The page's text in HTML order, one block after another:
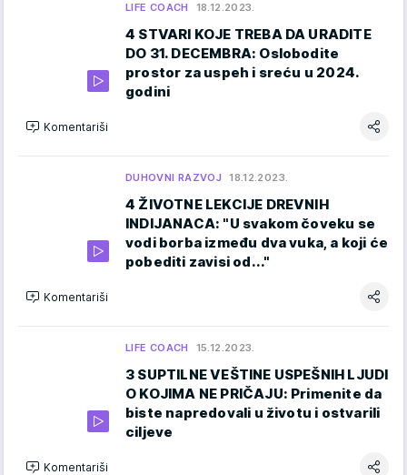
LIFE COACH 18.12.2023.
4 STVARI KOJE TREBA DA URADITE
DO 31. DECEMBRA: Oslobodite
prostor za uspeh i sreću u 2024.
godini
Komentariši
DUHOVNI RAZVOJ 18.12.2023.
4 ŽIVOTNE LEKCIJE DREVNIH
INDIJANACA: "U svakom čoveku se
vodi borba između dva vuka, a koji će
pobediti zavisi od..."
Komentariši
LIFE COACH 15.12.2023.
3 SUPTILNE VEŠTINE USPEŠNIH LJUDI
O KOJIMA NE PRIČAJU: Primenite da
biste napredovali u životu i ostvarili
ciljeve
Komentariši